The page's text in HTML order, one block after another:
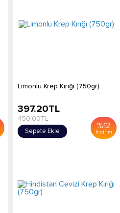
Limonlu Krep Kırığı (750gr)
%12
İndirim
397.20TL
450.00TL
Sepete Ekle